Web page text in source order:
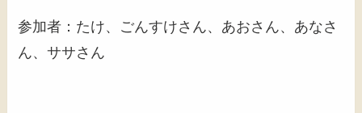
参加者：たけ、ごんすけさん、あおさん、あなさ
ん、ササさん